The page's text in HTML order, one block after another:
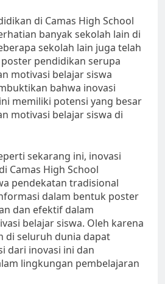
di Camas High School
banyak sekolah lain di
sekolah lain juga telah
pendidikan serupa
motivasi belajar siswa
bahwa inovasi
memiliki potensi yang besar
motivasi belajar siswa di
sekarang ini, inovasi
Camas High School
pendekatan tradisional
dalam bentuk poster
dan efektif dalam
belajar siswa. Oleh karena
di seluruh dunia dapat
dari inovasi ini dan
lingkungan pembelajaran